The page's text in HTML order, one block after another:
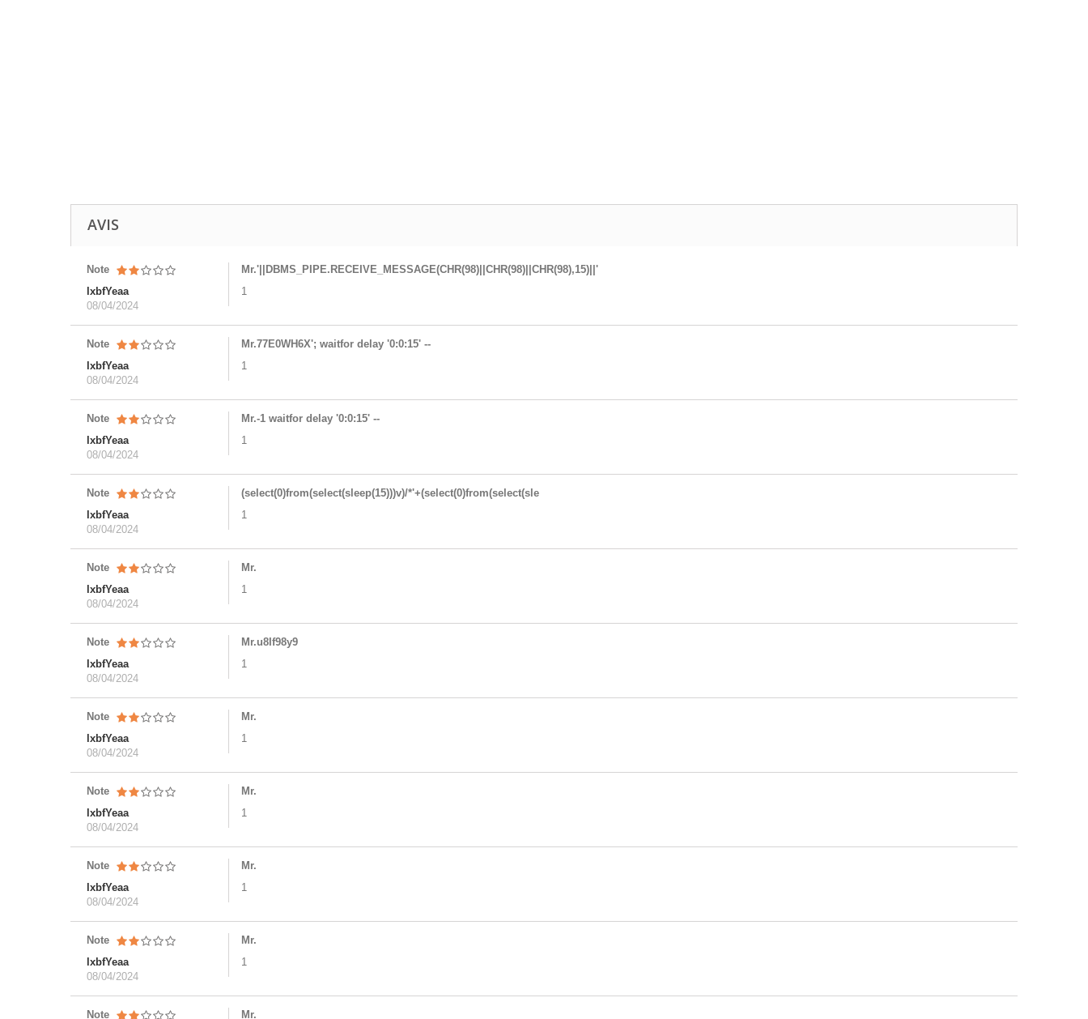
AVIS
Note
lxbfYeaa
08/04/2024
Mr.'||DBMS_PIPE.RECEIVE_MESSAGE(CHR(98)||CHR(98)||CHR(98),15)||'
1
Note
lxbfYeaa
08/04/2024
Mr.77E0WH6X'; waitfor delay '0:0:15' --
1
Note
lxbfYeaa
08/04/2024
Mr.-1 waitfor delay '0:0:15' --
1
Note
lxbfYeaa
08/04/2024
(select(0)from(select(sleep(15)))v)/*'+(select(0)from(select(sle
1
Note
lxbfYeaa
08/04/2024
Mr.
1
Note
lxbfYeaa
08/04/2024
Mr.u8If98y9
1
Note
lxbfYeaa
08/04/2024
Mr.
1
Note
lxbfYeaa
08/04/2024
Mr.
1
Note
lxbfYeaa
08/04/2024
Mr.
1
Note
lxbfYeaa
08/04/2024
Mr.
1
Note Mr.